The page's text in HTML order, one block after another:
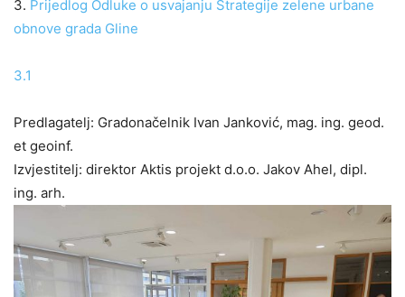
3. Prijedlog Odluke o usvajanju Strategije zelene urbane
obnove grada Gline
3.1
Predlagatelj: Gradonačelnik Ivan Janković, mag. ing. geod.
et geoinf.
Izvjestitelj: direktor Aktis projekt d.o.o. Jakov Ahel, dipl.
ing. arh.